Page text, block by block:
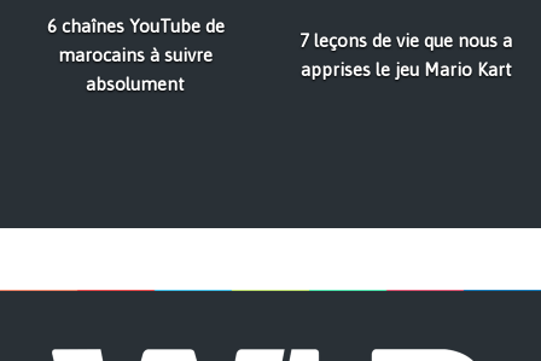
6 chaînes YouTube de
marocains à suivre
absolument
7 leçons de vie que nous a
apprises le jeu Mario Kart